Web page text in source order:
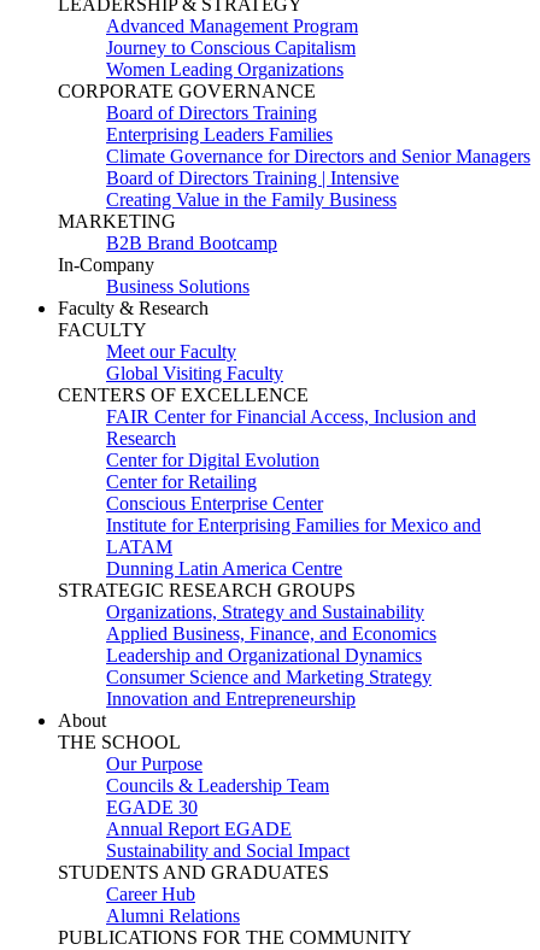
LEADERSHIP & STRATEGY
Advanced Management Program
Journey to Conscious Capitalism
Women Leading Organizations
CORPORATE GOVERNANCE
Board of Directors Training
Enterprising Leaders Families
Climate Governance for Directors and Senior Managers
Board of Directors Training | Intensive
Creating Value in the Family Business
MARKETING
B2B Brand Bootcamp
In-Company
Business Solutions
Faculty & Research
FACULTY
Meet our Faculty
Global Visiting Faculty
CENTERS OF EXCELLENCE
FAIR Center for Financial Access, Inclusion and
Research
Center for Digital Evolution
Center for Retailing
Conscious Enterprise Center
Institute for Enterprising Families for Mexico and
LATAM
Dunning Latin America Centre
STRATEGIC RESEARCH GROUPS
Organizations, Strategy and Sustainability
Applied Business, Finance, and Economics
Leadership and Organizational Dynamics
Consumer Science and Marketing Strategy
Innovation and Entrepreneurship
About
THE SCHOOL
Our Purpose
Councils & Leadership Team
EGADE 30
Annual Report EGADE
Sustainability and Social Impact
STUDENTS AND GRADUATES
Career Hub
Alumni Relations
PUBLICATIONS FOR THE COMMUNITY